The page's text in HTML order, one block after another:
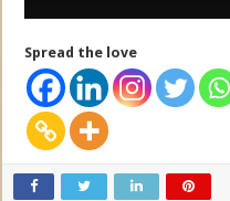
Spread the love